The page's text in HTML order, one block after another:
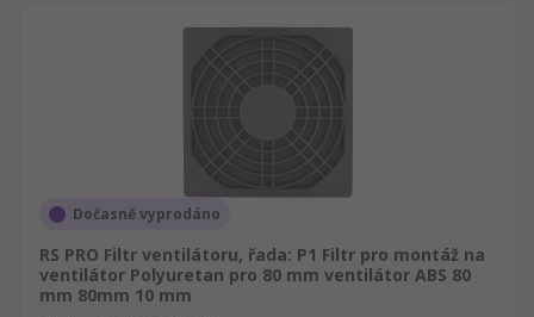
Dočasně vyprodáno
RS PRO Filtr ventilátoru, řada: P1 Filtr pro montáž na
ventilátor Polyuretan pro 80 mm ventilátor ABS 80
mm 80mm 10 mm